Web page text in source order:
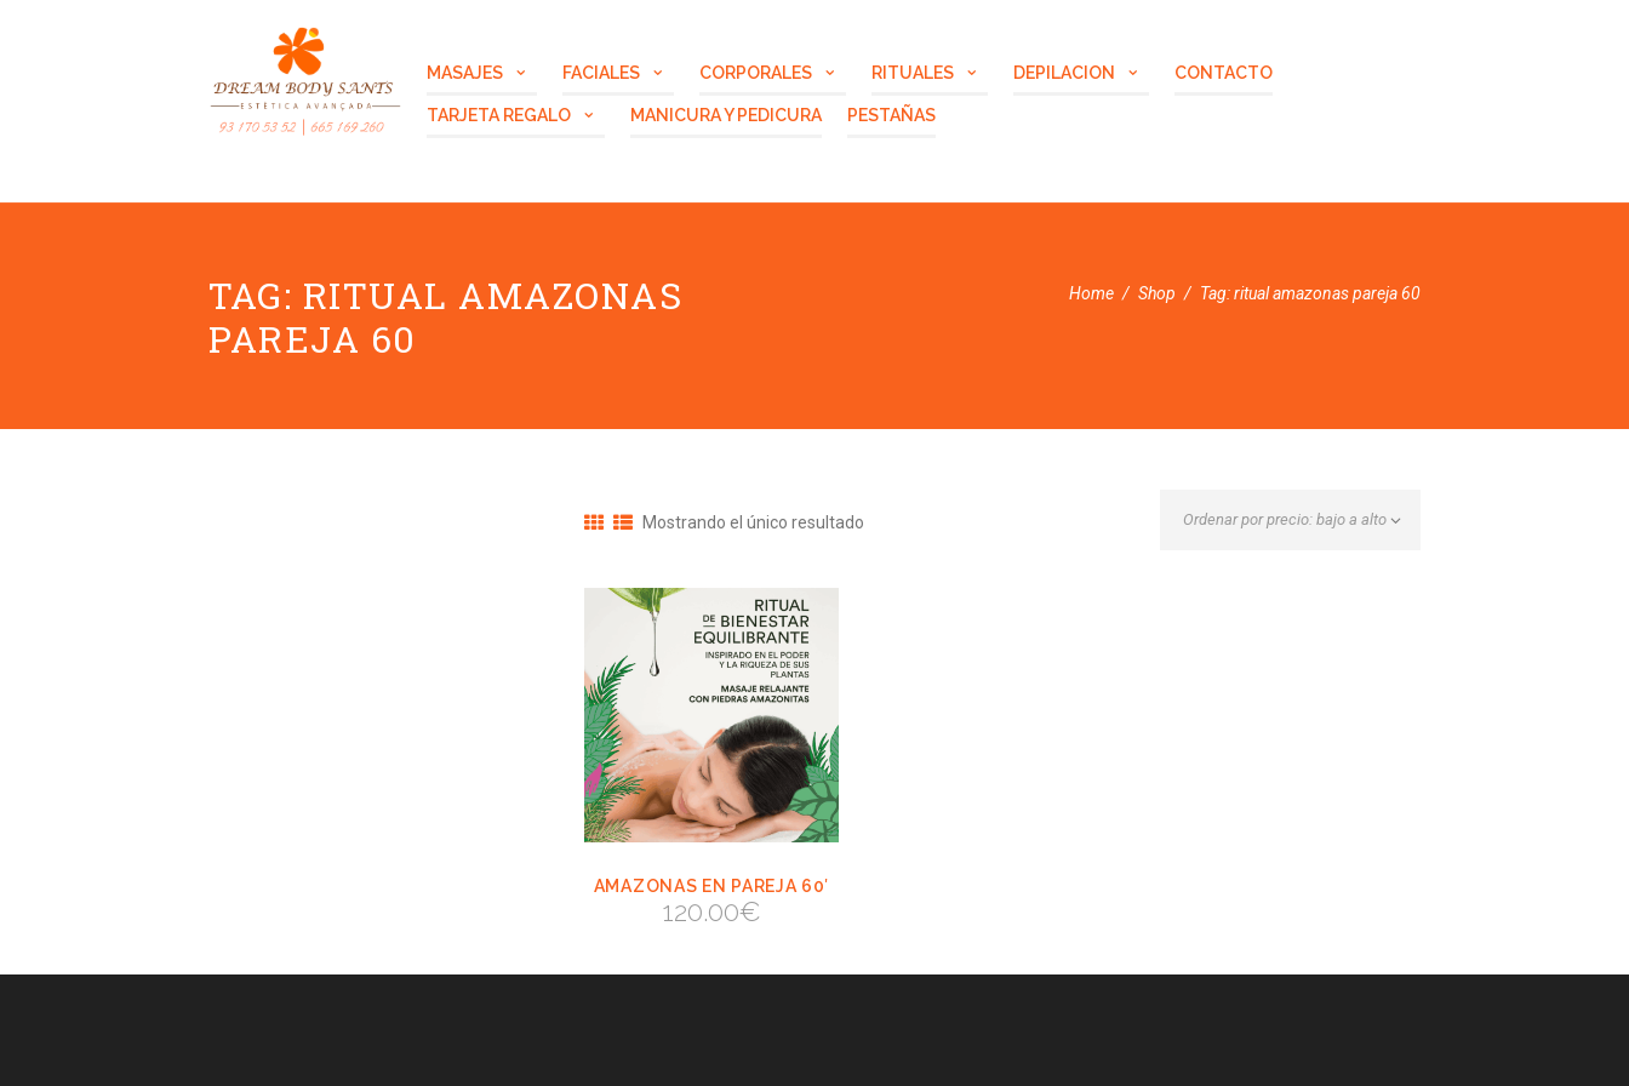
MASAJES FACIALES CORPORALES RITUALES DEPILACION CONTACTO
TARJETA REGALO MANICURA Y PEDICURA PESTAÑAS
TAG: RITUAL AMAZONAS
PAREJA 60
Home Shop Tag: ritual amazonas pareja 60
Mostrando el único resultado
VIEW
AÑADIR AL
CARRITO
AMAZONAS EN PAREJA 60′
120.00€